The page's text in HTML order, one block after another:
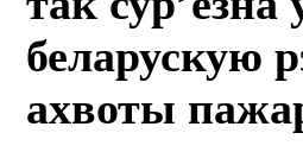
беларускую
ахвоты